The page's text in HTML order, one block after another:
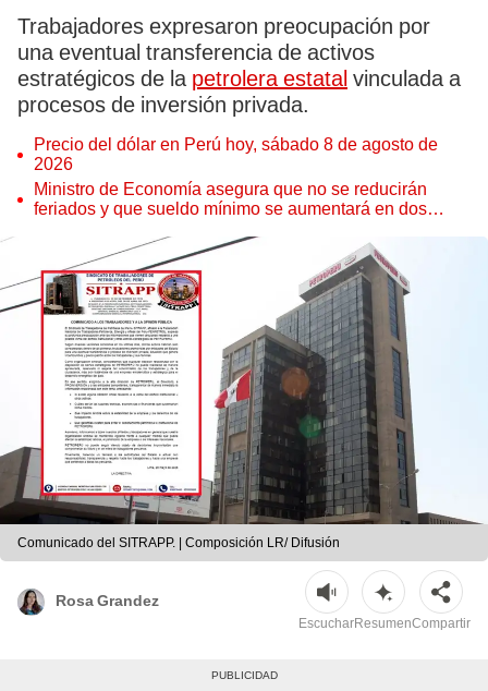
Trabajadores expresaron preocupación por
una eventual transferencia de activos
estratégicos de la petrolera estatal vinculada a
procesos de inversión privada.
Precio del dólar en Perú hoy, sábado 8 de agosto de
2026
Ministro de Economía asegura que no se reducirán
feriados y que sueldo mínimo se aumentará en dos
Comunicado del SITRAPP. | Composición LR/ Difusión
Rosa Grandez
EscucharResumenCompartir